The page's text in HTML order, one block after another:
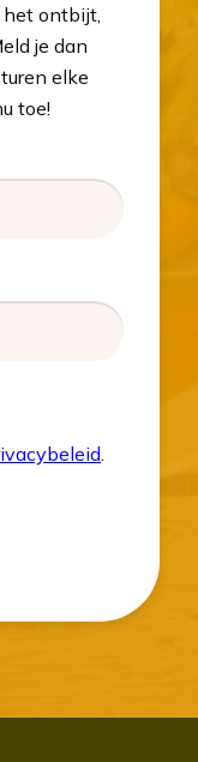
ontbijt,
je dan
elke
toe!
.